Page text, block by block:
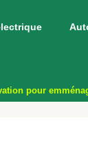
pour